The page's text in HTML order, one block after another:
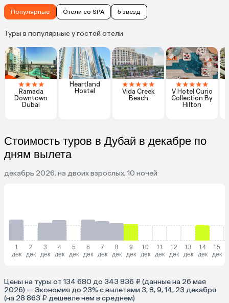
Популярные Отели со SPA 5 звезд
Туры в популярные у гостей отели
★★★★
Ramada
Downtown
Dubai
Heartland
Hostel
★★★★★
Vida Creek
Beach
★★★★★
V Hotel Curio
Collection By
Hilton
Стоимость туров в Дубай в декабре по
дням вылета
декабрь 2026, на двоих взрослых, 10 ночей
1
дек
2
дек
3
дек
4
дек
5
дек
6
дек
7
дек
8
дек
9
дек
10
дек
11
дек
12
дек
13
дек
14
дек
15
дек
Цены на туры от 134 680 до 343 836 ₽ (данные на 26 мая
2026) — Экономия до 23% с вылетами 3, 8, 9, 14, 23 декабря
(на 28 863 ₽ дешевле чем в среднем)